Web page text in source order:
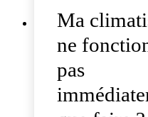
Ma
ne
pas